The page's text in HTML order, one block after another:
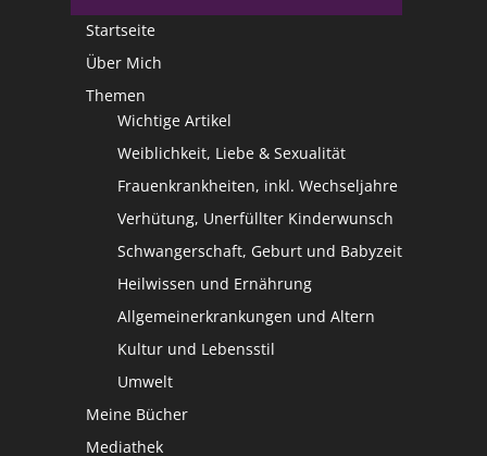
Startseite
Über Mich
Themen
Wichtige Artikel
Weiblichkeit, Liebe & Sexualität
Frauenkrankheiten, inkl. Wechseljahre
Verhütung, Unerfüllter Kinderwunsch
Schwangerschaft, Geburt und Babyzeit
Heilwissen und Ernährung
Allgemeinerkrankungen und Altern
Kultur und Lebensstil
Umwelt
Meine Bücher
Mediathek